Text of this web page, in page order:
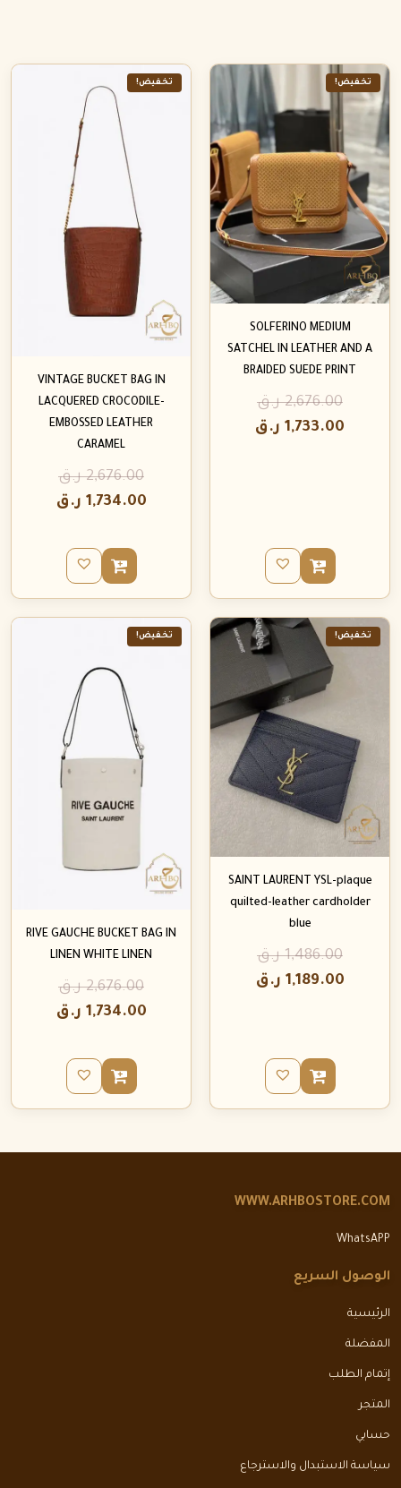
تخفيض!
SOLFERINO MEDIUM
SATCHEL IN LEATHER AND A
BRAIDED SUEDE PRINT
2,676.00 ر.ق
1,733.00 ر.ق
تخفيض!
VINTAGE BUCKET BAG IN
LACQUERED CROCODILE-
EMBOSSED LEATHER
CARAMEL
2,676.00 ر.ق
1,734.00 ر.ق
تخفيض!
SAINT LAURENT YSL-plaque
quilted-leather cardholder
blue
1,486.00 ر.ق
1,189.00 ر.ق
تخفيض!
RIVE GAUCHE BUCKET BAG IN
LINEN WHITE LINEN
2,676.00 ر.ق
1,734.00 ر.ق
WWW.ARHBOSTORE.COM
WhatsAPP
الوصول السريع
الرئيسية
المفضلة
إتمام الطلب
المتجر
حسابي
سياسة الاستبدال والاسترجاع